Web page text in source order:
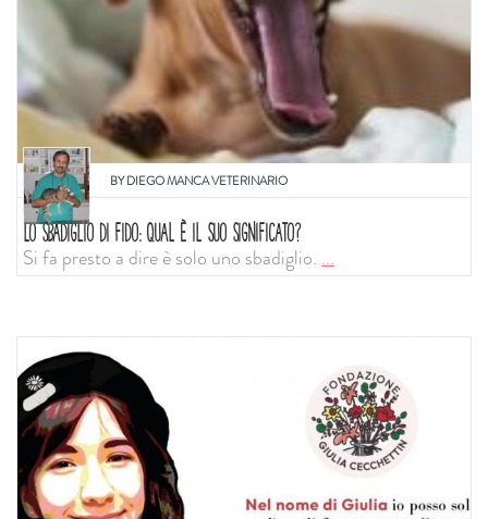
BYDIEGO MANCA VETERINARIO
LO SBADIGLIO DI FIDO: QUAL È IL SUO SIGNIFICATO?
Si fa presto a dire è solo uno sbadiglio....